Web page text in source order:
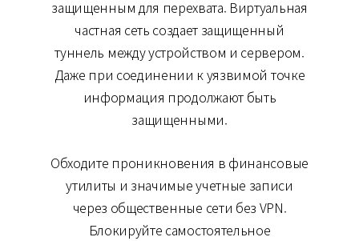
защищенным для перехвата. Виртуальная
частная сеть создает защищенный
туннель между устройством и сервером.
Даже при соединении к уязвимой точке
информация продолжают быть
защищенными.
Обходите проникновения в финансовые
утилиты и значимые учетные записи
через общественные сети без VPN.
Блокируйте самостоятельное